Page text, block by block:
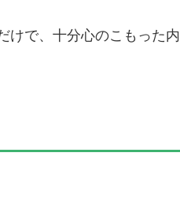
けで、十分心のこもった内